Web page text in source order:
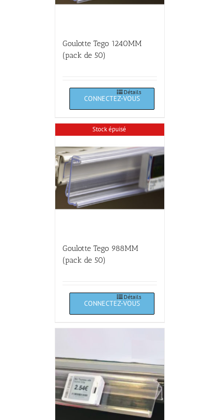
Goulotte Tego 1240MM
(pack de 50)
Détails
Stock épuisé
Goulotte Tego 988MM
(pack de 50)
Détails